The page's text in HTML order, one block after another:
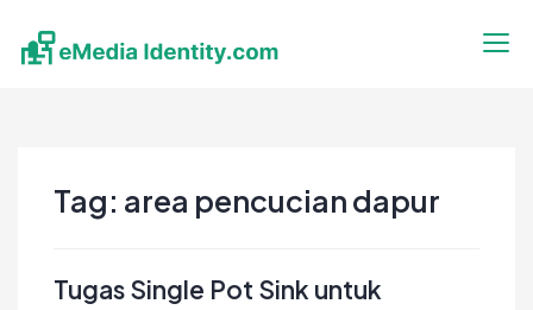
content
Tag: area pencucian dapur
Tugas Single Pot Sink untuk